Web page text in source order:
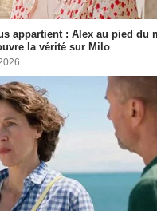
appartient : Alex au pied du
la vérité sur Milo